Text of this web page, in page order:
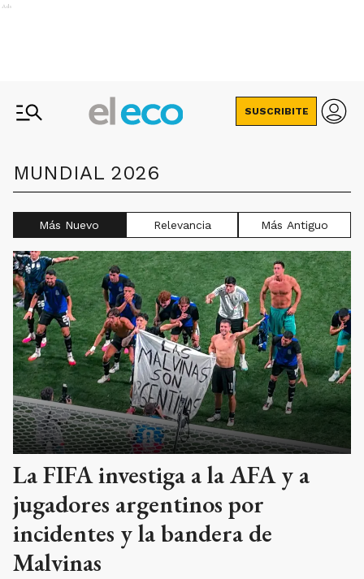
Ads
SUSCRIBITE
MUNDIAL 2026
Más Nuevo Relevancia Más Antiguo
La FIFA investiga a la AFA y a
jugadores argentinos por
incidentes y la bandera de
Malvinas